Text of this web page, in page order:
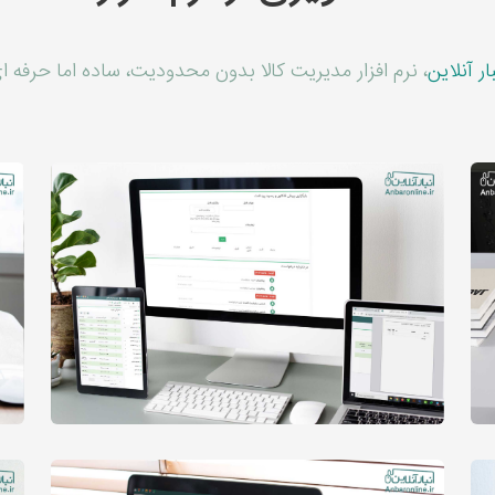
آنلاین، نرم افزار مدیریت کالا بدون محدودیت، ساده اما حرفه